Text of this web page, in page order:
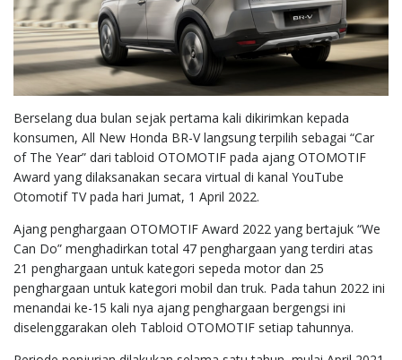
Berselang dua bulan sejak pertama kali dikirimkan kepada
konsumen, All New Honda BR-V langsung terpilih sebagai “Car
of The Year” dari tabloid OTOMOTIF pada ajang OTOMOTIF
Award yang dilaksanakan secara virtual di kanal YouTube
Otomotif TV pada hari Jumat, 1 April 2022.
Ajang penghargaan OTOMOTIF Award 2022 yang bertajuk “We
Can Do” menghadirkan total 47 penghargaan yang terdiri atas
21 penghargaan untuk kategori sepeda motor dan 25
penghargaan untuk kategori mobil dan truk. Pada tahun 2022 ini
menandai ke-15 kali nya ajang penghargaan bergengsi ini
diselenggarakan oleh Tabloid OTOMOTIF setiap tahunnya.